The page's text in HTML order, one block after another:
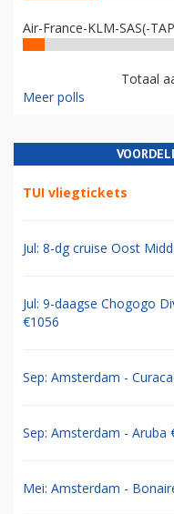
Air-France-KLM-SAS(-
Totaal
Meer polls
TUI vliegtickets
Jul: 8-dg cruise Oost
Jul: 9-daagse Chogogo
€1056
Sep: Amsterdam -
Sep: Amsterdam - Aruba
Mei: Amsterdam -